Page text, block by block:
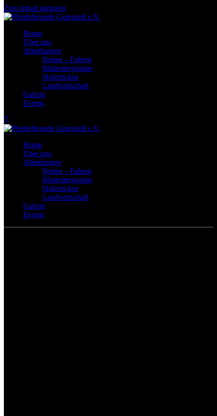
Zum Inhalt springen
Home
Über uns
Abteilungen
Reiten – Fahren
Blutreitergruppe
Holzrücken
Landwirtschaft
Galerie
Events
Home
Über uns
Abteilungen
Reiten – Fahren
Blutreitergruppe
Holzrücken
Landwirtschaft
Galerie
Events